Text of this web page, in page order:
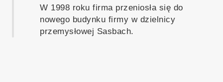
W 1998 roku firma przeniosła się do
nowego budynku firmy w dzielnicy
przemysłowej Sasbach.